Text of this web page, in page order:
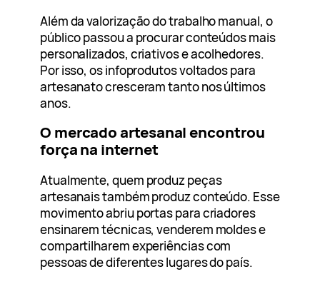
Além da valorização do trabalho manual, o
público passou a procurar conteúdos mais
personalizados, criativos e acolhedores.
Por isso, os infoprodutos voltados para
artesanato cresceram tanto nos últimos
anos.
O mercado artesanal encontrou
força na internet
Atualmente, quem produz peças
artesanais também produz conteúdo. Esse
movimento abriu portas para criadores
ensinarem técnicas, venderem moldes e
compartilharem experiências com
pessoas de diferentes lugares do país.